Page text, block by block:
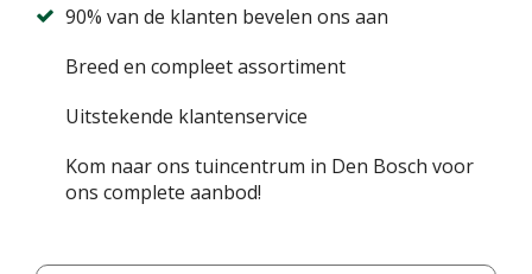
90% van de klanten bevelen ons aan
Breed en compleet assortiment
Uitstekende klantenservice
Kom naar ons tuincentrum in Den Bosch voor
ons complete aanbod!